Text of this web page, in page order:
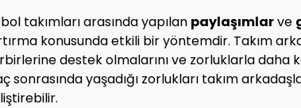
takımları arasında yapılan paylaşımlarve
konusunda etkili bir yöntemdir. Takım
destek olmalarını ve zorluklarla daha
sonrasında yaşadığı zorlukları takım